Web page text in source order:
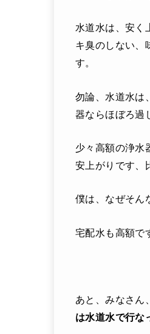
水道水は、安く
キ臭のしない、
す。
勿論、水道水は
器ならほぼろ過
少々高額の浄水
安上がりです、
僕は、なぜそん
宅配水も高額で
あと、みなさん
は水道水で行な